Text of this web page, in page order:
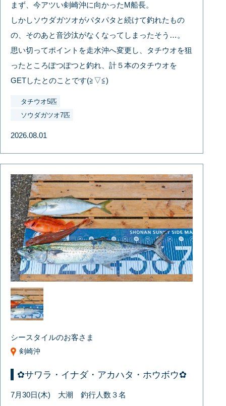
まず、今アツい剣崎沖に向かったM船長。
しかしソウダガツオがパタパタと続けて釣れたもの
の、そのあと音沙汰がなくなってしまったそう…。
思い切ってポイントを走水沖へ変更し、タチウオを狙
ったところぽつぽつと釣れ、計５本のタチウオを
GETしたとのことです(≧▽≦)
タチウオ5匹
ソウダガツオ7匹
2026.08.01
シースタイルのお客さま
剣崎沖
✿サワラ・イナダ・アカハタ・ホウボウ✿
7月30日(木) 大潮 釣行人数３名